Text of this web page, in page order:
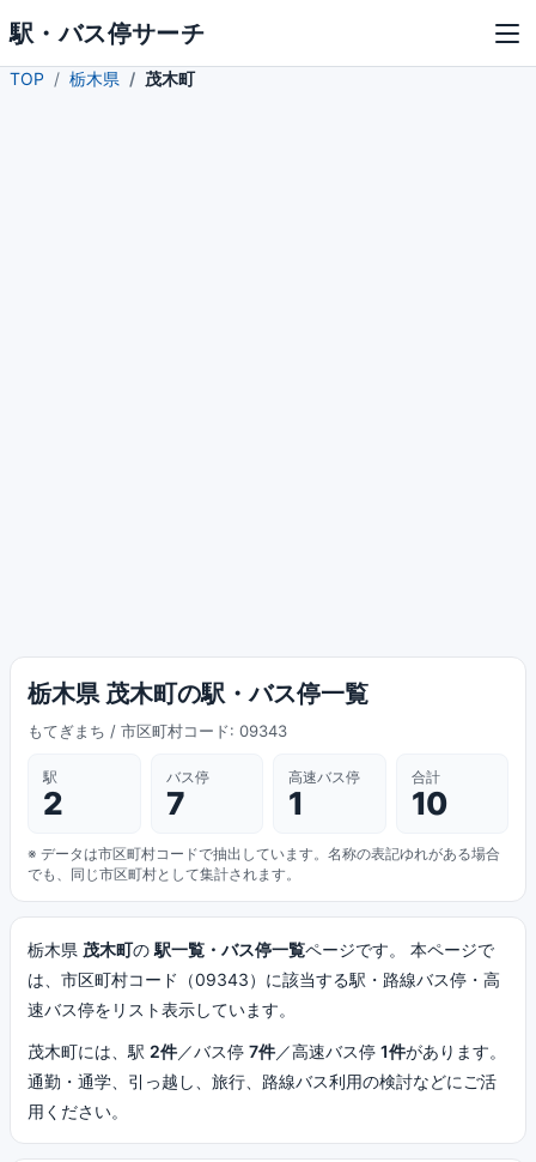
駅・バス停サーチ
TOP 栃木県 茂木町
栃木県 茂木町の駅・バス停一覧
もてぎまち / 市区町村コード: 09343
駅
2
バス停
7
高速バス停
1
合計
10
※ データは市区町村コードで抽出しています。名称の表記ゆれがある場合
でも、同じ市区町村として集計されます。
栃木県 茂木町の 駅一覧・バス停一覧ページです。 本ページで
は、市区町村コード（09343）に該当する駅・路線バス停・高
速バス停をリスト表示しています。
茂木町には、駅 2件／バス停 7件／高速バス停 1件があります。
通勤・通学、引っ越し、旅行、路線バス利用の検討などにご活
用ください。